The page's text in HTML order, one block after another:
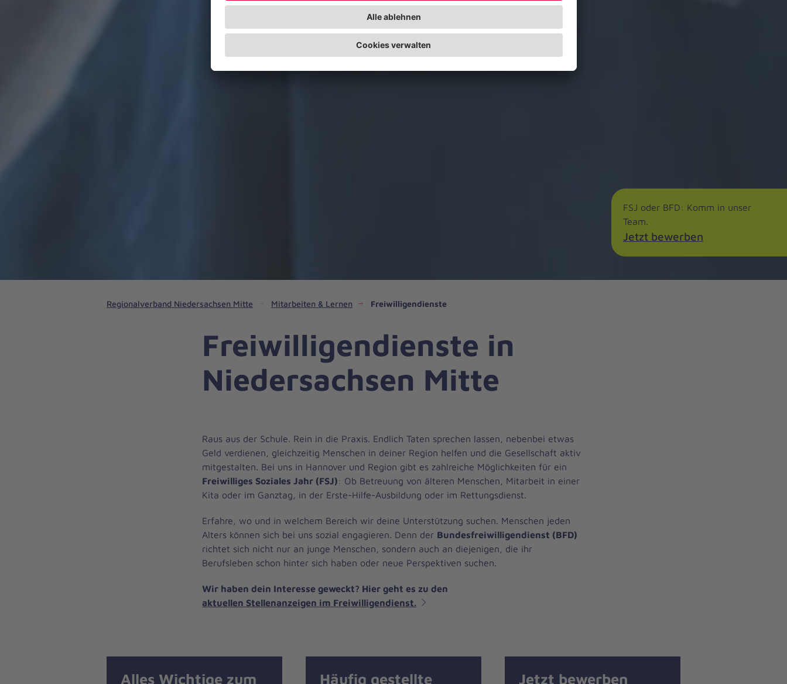
FSJ oder BFD: Komm in unser
Team.
Jetzt bewerben
Regionalverband Niedersachsen Mitte Mitarbeiten & Lernen Freiwilligendienste
Freiwilligendienste in
Niedersachsen Mitte
Raus aus der Schule. Rein in die Praxis. Endlich Taten sprechen lassen, nebenbei etwas
Geld verdienen, gleichzeitig Menschen in deiner Region helfen und die Gesellschaft aktiv
mitgestalten. Bei uns in Hannover und Region gibt es zahlreiche Möglichkeiten für ein
Freiwilliges Soziales Jahr (FSJ): Ob Betreuung von älteren Menschen, Mitarbeit in einer
Kita oder im Ganztag, in der Erste-Hilfe-Ausbildung oder im Rettungsdienst.
Erfahre, wo und in welchem Bereich wir deine Unterstützung suchen. Menschen jeden
Alters können sich bei uns sozial engagieren. Denn der Bundesfreiwilligendienst (BFD)
richtet sich nicht nur an junge Menschen, sondern auch an diejenigen, die ihr
Berufsleben schon hinter sich haben oder neue Perspektiven suchen.
Wir haben dein Interesse geweckt? Hier geht es zu den
aktuellen Stellenanzeigen im Freiwilligendienst.
Alles Wichtige zum Häufig gestellte Jetzt bewerben